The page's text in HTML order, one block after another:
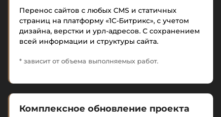
Перенос сайтов с любых CMS и статичных
страниц на платформу «1С-Битрикс», с учетом
дизайна, верстки и урл-адресов. С сохранением
всей информации и структуры сайта.
* зависит от объема выполняемых работ.
Комплексное обновление проекта